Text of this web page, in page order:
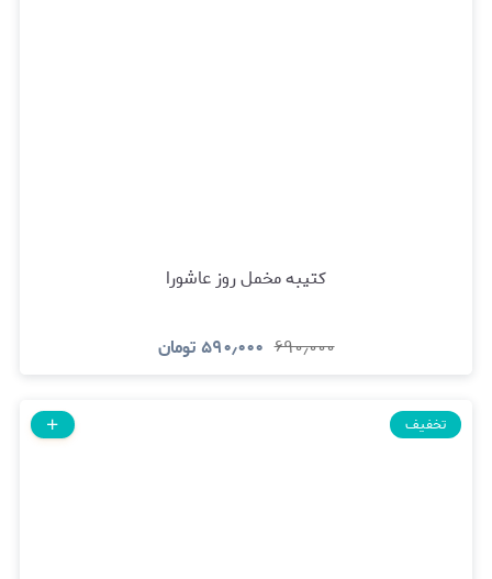
کتیبه مخمل روز عاشورا
۶۹۰٫۰۰۰ ۵۹۰٫۰۰۰تومان
تخفیف